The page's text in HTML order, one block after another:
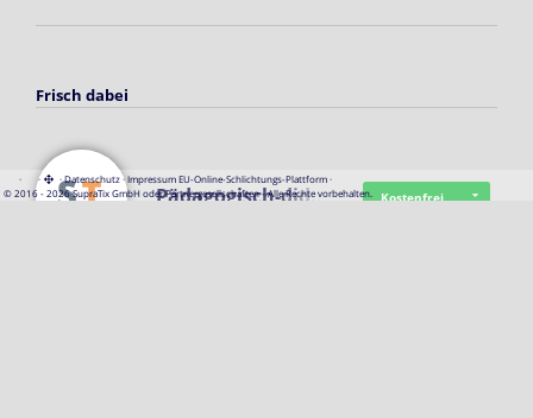
Frisch dabei
Pädagogisch-did… Kostenfrei
· · ·Datenschutz·Impressum EU-Online-Schlichtungs-Plattform·
© 2016 - 2026 SupraTix GmbH oder Partnergesellschaften - Alle Rechte vorbehalten.